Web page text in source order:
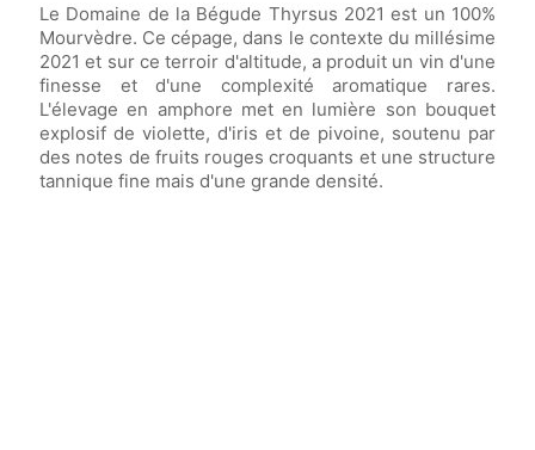
Le Domaine de la Bégude Thyrsus 2021 est un 100%
Mourvèdre. Ce cépage, dans le contexte du millésime
2021 et sur ce terroir d'altitude, a produit un vin d'une
finesse et d'une complexité aromatique rares.
L'élevage en amphore met en lumière son bouquet
explosif de violette, d'iris et de pivoine, soutenu par
des notes de fruits rouges croquants et une structure
tannique fine mais d'une grande densité.